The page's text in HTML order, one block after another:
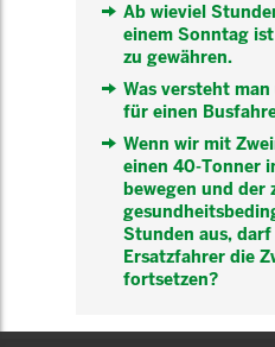
Ab wieviel
einem Sonntag
zu gewähren.
Was versteht
für einen
Wenn wir mit
einen 40-Tonner
bewegen und der
Stunden aus, darf
Ersatzfahrer die
fortsetzen?